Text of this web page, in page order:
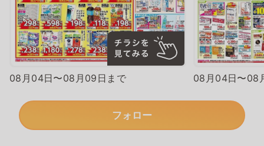
08月04日〜08月09日まで 08月04日〜08
フォロー